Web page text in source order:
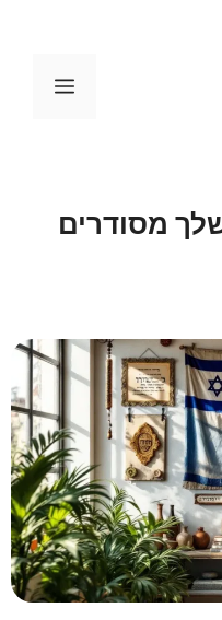
תפריט
מסודרים